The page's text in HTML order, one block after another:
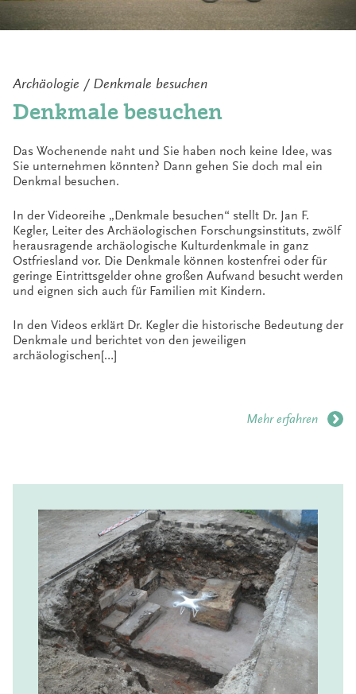
WerkOstfriesische Urgeschichte . Gelegentlich wurden in
dieser Zeit auch Ausgrabungen durch das
Nach dem Zweiten Weltkrieg wurden erste größere
Ausgrabungen vor allem durch das Institut für
initiiert. Sein Leiter, Dr. Werner Haarnagel, gründete
zusammen mit Prof. Peter Zylmann am 4. Juli 1951 die
Arbeitsgruppe Vorgeschichte der Ostfriesischen
Landschaftsrat Dr. Harm Wiemann. Dessen
historische Forschungen brachten ihn zu der
Erkenntnis, dass eine Verbesserung der Quellenbasis
in der Region nur durch archäologische Befunde und
Funde erreicht werden könne. In der Arbeitsgruppe
sollte es nun darum gehen, in allen Teilen
schulen, um Feldbegehungen durchzuführen und bei
Bauarbeiten zutage kommende Funde der
Wissenschaft zu melden.
So begann die systematische Erfassung der
durch eine ehrenamtliche Tätigkeit zu erreichen
waren. Die Lösung lag in der Institutionalisierung der
und Kartierung der archäologischen Fundstellen statt.
Der Oberkreisdirektor des Landkreises Leer und
spätere Präsident der Ostfriesischen Landschaft,
Peter Elster, förderte die Gespräche und erreichte
schließlich eine Einigung auf Ebene der ostfriesischen
Landkreise. Wenig später stieß auch die Stadt Emden
hinzu. So konnte seit 1963 in zunächst wechselnder
personeller Besetzung die archäologische
Landesaufnahme in Ostfriesland begonnen werden.
1972 wurde, nach Dr. Klemens Wilhelmi und Dr.
Reinhard Maier, mit Dr. Wolfgang Schwarz auch ein
hauptamtlicher Archäologe fest etabliert. Die
Skizze zur Archäologie
Archäologischer Dienst & Forschungsinstitut
Eingang: Hafenstraße 11, 26603 Aurich
Bürozeiten:
Fr: 8.30 – 12.30 Uhr
Telefon: (04941) 17 99 32
Archäologie / Denkmale besuchen
Denkmale besuchen
Das Wochenende naht und Sie haben noch keine Idee, was
Sie unternehmen könnten? Dann gehen Sie doch mal ein
Denkmal besuchen.
In der Videoreihe „Denkmale besuchen“ stellt Dr. Jan F.
Kegler, Leiter des Archäologischen Forschungsinstituts, zwölf
herausragende archäologische Kulturdenkmale in ganz
Ostfriesland vor. Die Denkmale können kostenfrei oder für
geringe Eintrittsgelder ohne großen Aufwand besucht werden
und eignen sich auch für Familien mit Kindern.
In den Videos erklärt Dr. Kegler die historische Bedeutung der
Denkmale und berichtet von den jeweiligen
archäologischen[…]
Mehr erfahren